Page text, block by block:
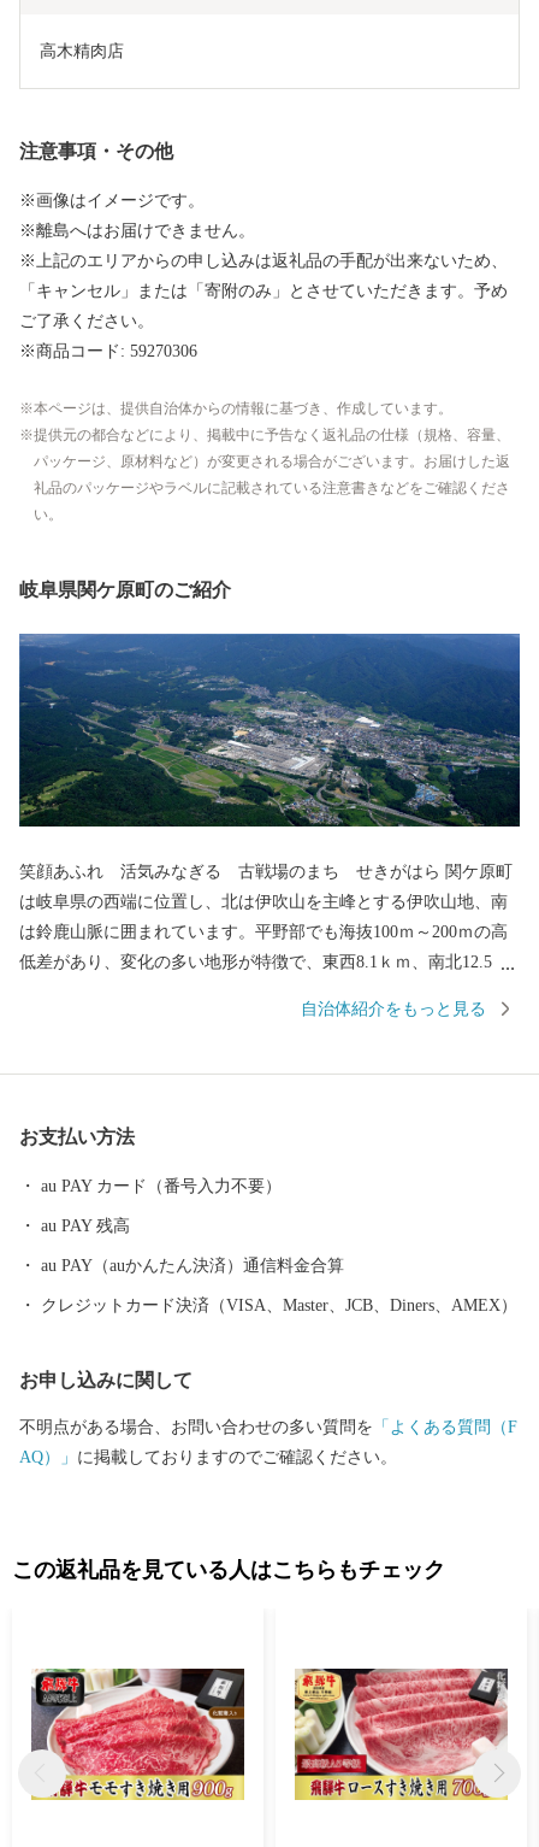
高木精肉店
注意事項・その他
※画像はイメージです。
※離島へはお届けできません。
※上記のエリアからの申し込みは返礼品の手配が出来ないため、
「キャンセル」または「寄附のみ」とさせていただきます。予め
ご了承ください。
※商品コード: 59270306
本ページは、提供自治体からの情報に基づき、作成しています。
提供元の都合などにより、掲載中に予告なく返礼品の仕様（規格、容量、
パッケージ、原材料など）が変更される場合がございます。お届けした返
礼品のパッケージやラベルに記載されている注意書きなどをご確認くださ
い。
岐阜県関ケ原町のご紹介
笑顔あふれ 活気みなぎる 古戦場のまち せきがはら 関ケ原町
は岐阜県の西端に位置し、北は伊吹山を主峰とする伊吹山地、南
は鈴鹿山脈に囲まれています。平野部でも海抜100ｍ～200ｍの高
低差があり、変化の多い地形が特徴で、東西8.1ｋｍ、南北12.5ｋ
う東西の結節点であったこの地には、古くは日本武尊に縁の地で
も言われ、関ケ原には、言葉や食など様々な分野で東西文化が混
言われぬ物語があります。関ケ原はまさに「戦国（終焉）の聖
地」といえるでしょう。魅力あふれる関ケ原町の観光情報の発信
拠点としてJR関ケ原駅前に開館した「関ケ原駅前観光交流館（愛
自治体紹介をもっと見る
お支払い方法
au PAY カード（番号入力不要）
au PAY 残高
au PAY（auかんたん決済）通信料金合算
クレジットカード決済（VISA、Master、JCB、Diners、AMEX）
お申し込みに関して
不明点がある場合、お問い合わせの多い質問を 「よくある質問（F
AQ）」 に掲載しておりますのでご確認ください。
この返礼品を見ている人はこちらもチェック